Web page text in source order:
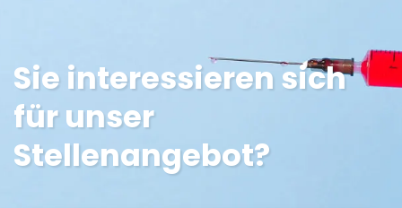
Sie interessieren sich
für unser
Stellenangebot?